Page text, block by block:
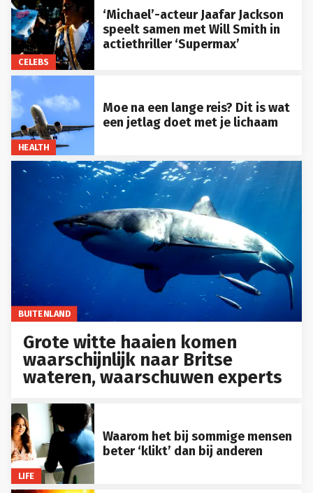
CELEBS
‘Michael’-acteur Jaafar Jackson
speelt samen met Will Smith in
actiethriller ‘Supermax’
HEALTH
Moe na een lange reis? Dit is wat
een jetlag doet met je lichaam
BUITENLAND
Grote witte haaien komen
waarschijnlijk naar Britse
wateren, waarschuwen experts
LIFE
Waarom het bij sommige mensen
beter ‘klikt’ dan bij anderen